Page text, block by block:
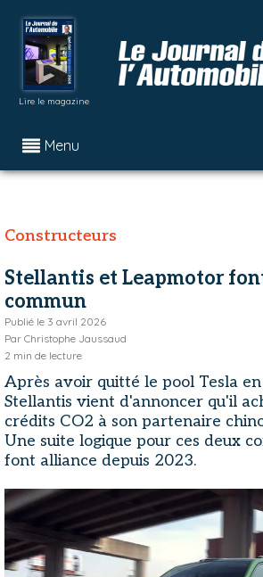
Lire le magazine
Menu
Constructeurs
Stellantis et Leapmotor
commun
Publié le 3 avril 2026
Par Christophe Jaussaud
2 min de lecture
Après avoir quitté le pool Tesla
Stellantis vient d'annoncer qu'il
crédits CO2 à son partenaire
Une suite logique pour ces deux
font alliance depuis 2023.